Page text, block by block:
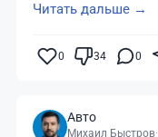
Читать дальше →
0 34 0
Авто
Михаил Быстров·